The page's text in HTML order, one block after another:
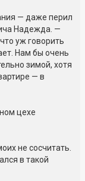
— даже перил
Надежда. —
уж говорить
Нам бы очень
зимой, хотя
— в
цехе
не сосчитать.
в такой